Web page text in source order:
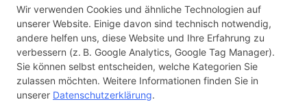
Wir verwenden Cookies und ähnliche Technologien auf
unserer Website. Einige davon sind technisch notwendig,
andere helfen uns, diese Website und Ihre Erfahrung zu
verbessern (z. B. Google Analytics, Google Tag Manager).
Sie können selbst entscheiden, welche Kategorien Sie
zulassen möchten. Weitere Informationen finden Sie in
unserer Datenschutzerklärung.
← 1 2 3 … 141 →
Artikel pro Seite